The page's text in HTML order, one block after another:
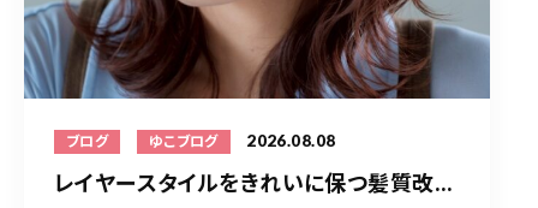
ブログ ゆこブログ 2026.08.08
レイヤースタイルをきれいに保つ髪質改...